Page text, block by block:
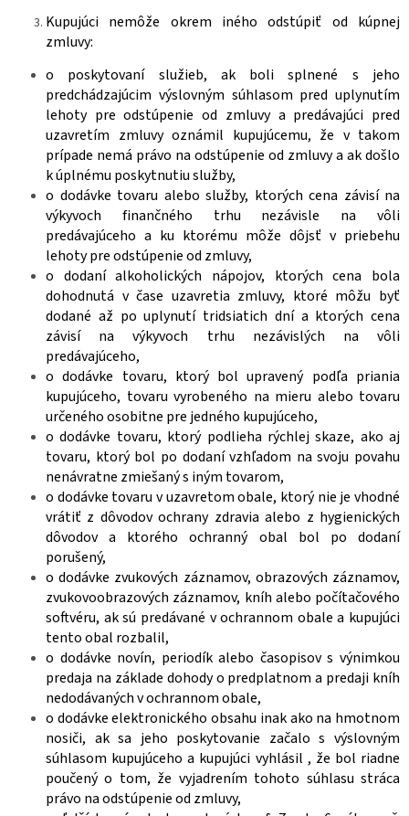
Kupujúci nemôže okrem iného odstúpiť od kúpnej
zmluvy:
o poskytovaní služieb, ak boli splnené s jeho
predchádzajúcim výslovným súhlasom pred uplynutím
lehoty pre odstúpenie od zmluvy a predávajúci pred
uzavretím zmluvy oznámil kupujúcemu, že v takom
prípade nemá právo na odstúpenie od zmluvy a ak došlo
k úplnému poskytnutiu služby,
o dodávke tovaru alebo služby, ktorých cena závisí na
výkyvoch finančného trhu nezávisle na vôli
predávajúceho a ku ktorému môže dôjsť v priebehu
lehoty pre odstúpenie od zmluvy,
o dodaní alkoholických nápojov, ktorých cena bola
dohodnutá v čase uzavretia zmluvy, ktoré môžu byť
dodané až po uplynutí tridsiatich dní a ktorých cena
závisí na výkyvoch trhu nezávislých na vôli
predávajúceho,
o dodávke tovaru, ktorý bol upravený podľa priania
kupujúceho, tovaru vyrobeného na mieru alebo tovaru
určeného osobitne pre jedného kupujúceho,
o dodávke tovaru, ktorý podlieha rýchlej skaze, ako aj
tovaru, ktorý bol po dodaní vzhľadom na svoju povahu
nenávratne zmiešaný s iným tovarom,
o dodávke tovaru v uzavretom obale, ktorý nie je vhodné
vrátiť z dôvodov ochrany zdravia alebo z hygienických
dôvodov a ktorého ochranný obal bol po dodaní
porušený,
o dodávke zvukových záznamov, obrazových záznamov,
zvukovoobrazových záznamov, kníh alebo počítačového
softvéru, ak sú predávané v ochrannom obale a kupujúci
tento obal rozbalil,
o dodávke novín, periodík alebo časopisov s výnimkou
predaja na základe dohody o predplatnom a predaji kníh
nedodávaných v ochrannom obale,
o dodávke elektronického obsahu inak ako na hmotnom
nosiči, ak sa jeho poskytovanie začalo s výslovným
súhlasom kupujúceho a kupujúci vyhlásil , že bol riadne
poučený o tom, že vyjadrením tohoto súhlasu stráca
právo na odstúpenie od zmluvy,